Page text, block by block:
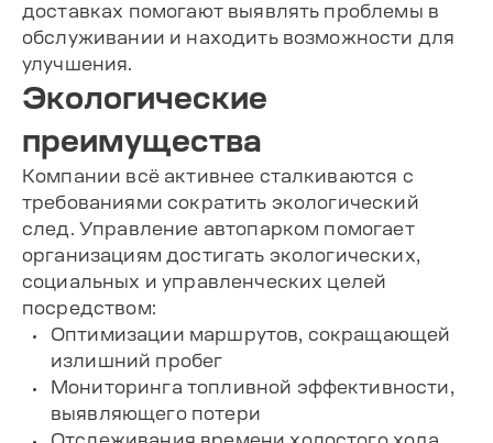
доставках помогают выявлять проблемы в
обслуживании и находить возможности для
улучшения.
Экологические
преимущества
Компании всё активнее сталкиваются с
требованиями сократить экологический
след. Управление автопарком помогает
организациям достигать экологических,
социальных и управленческих целей
посредством:
Оптимизации маршрутов, сокращающей
излишний пробег
Мониторинга топливной эффективности,
выявляющего потери
Отслеживания времени холостого хода,